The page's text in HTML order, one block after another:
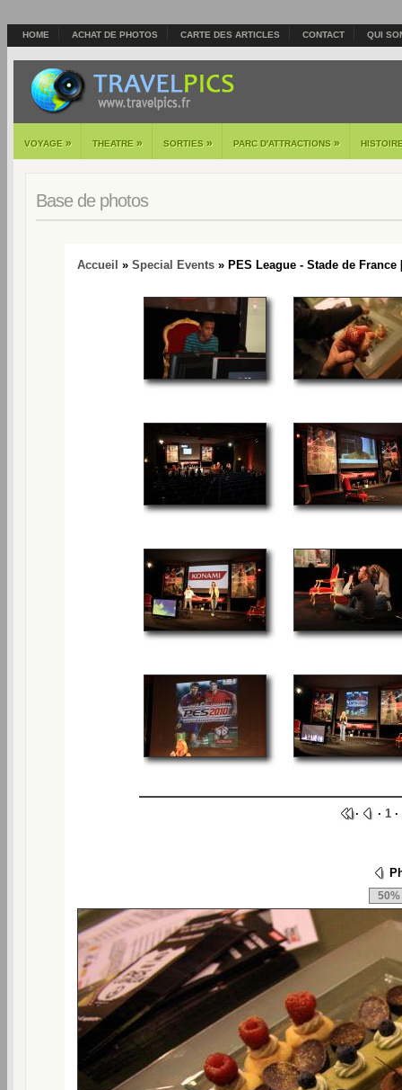
HOME ACHAT DE PHOTOS CARTE DES ARTICLES CONTACT QUI
VOYAGE » THEATRE » SORTIES » PARC D'ATTRACTIONS »
Base de photos
Accueil » Special Events » PES League - Stade de France
· · 1 ·